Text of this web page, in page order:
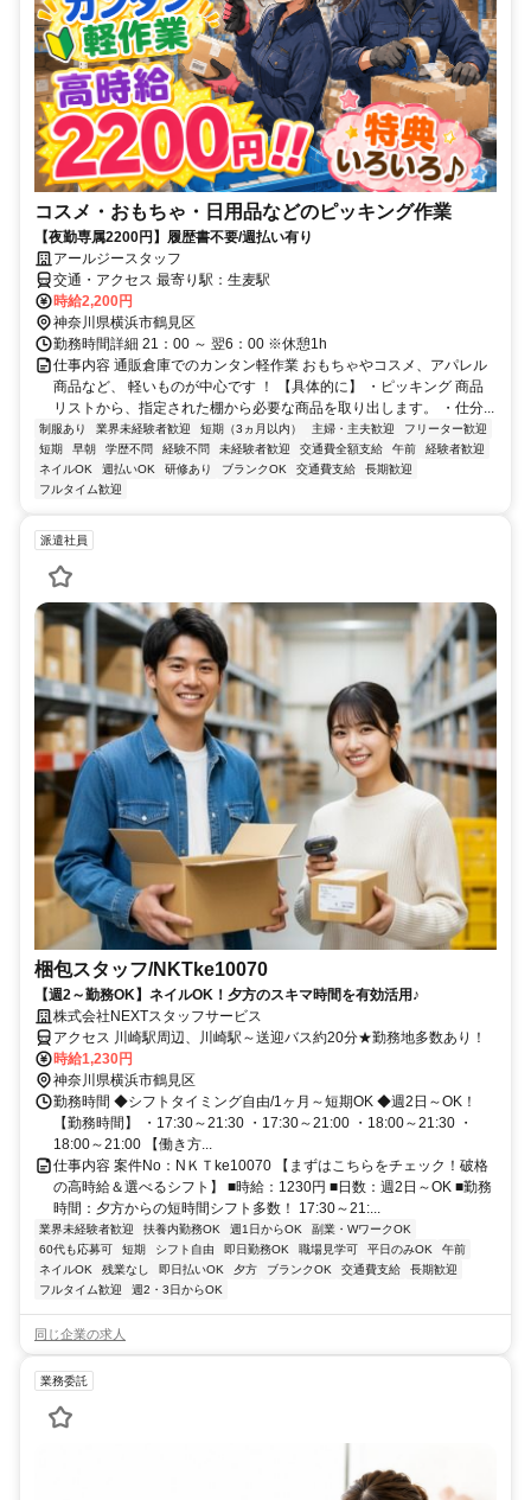
コスメ・おもちゃ・日用品などのピッキング作業
【夜勤専属2200円】履歴書不要/週払い有り
アールジースタッフ
交通・アクセス 最寄り駅：生麦駅
時給2,200円
神奈川県横浜市鶴見区
勤務時間詳細 21：00 ～ 翌6：00 ※休憩1h
仕事内容 通販倉庫でのカンタン軽作業 おもちゃやコスメ、アパレル
商品など、 軽いものが中心です ！ 【具体的に】 ・ピッキング 商品
リストから、指定された棚から必要な商品を取り出します。 ・仕分...
制服あり 業界未経験者歓迎 短期（3ヵ月以内） 主婦・主夫歓迎
フリーター歓迎
短期
早朝 学歴不問 経験不問 未経験者歓迎 交通費全額支給 午前
経験者歓迎
ネイルOK
週払いOK 研修あり ブランクOK 交通費支給
長期歓迎
フルタイム歓迎
派遣社員
梱包スタッフ/NKTke10070
【週2～勤務OK】ネイルOK！夕方のスキマ時間を有効活用♪
株式会社NEXTスタッフサービス
アクセス 川崎駅周辺、川崎駅～送迎バス約20分★勤務地多数あり！
時給1,230円
神奈川県横浜市鶴見区
勤務時間 ◆シフトタイミング自由/1ヶ月～短期OK ◆週2日～OK！
【勤務時間】 ・17:30～21:30 ・17:30～21:00 ・18:00～21:30 ・
18:00～21:00 【働き方...
仕事内容 案件No：NＫＴke10070 【まずはこちらをチェック！破格
の高時給＆選べるシフト】 ■時給：1230円 ■日数：週2日～OK ■勤務
時間：夕方からの短時間シフト多数！ 17:30～21:...
業界未経験者歓迎 扶養内勤務OK 週1日からOK
副業・WワークOK
60代も応募可
短期 シフト自由 即日勤務OK 職場見学可 平日のみOK
午前
ネイルOK
残業なし 即日払いOK 夕方 ブランクOK 交通費支給
長期歓迎
フルタイム歓迎
週2・3日からOK
同じ企業の求人
業務委託